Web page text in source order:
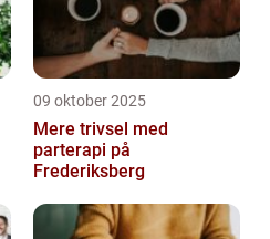
09 oktober 2025
Mere trivsel med
parterapi på
Frederiksberg